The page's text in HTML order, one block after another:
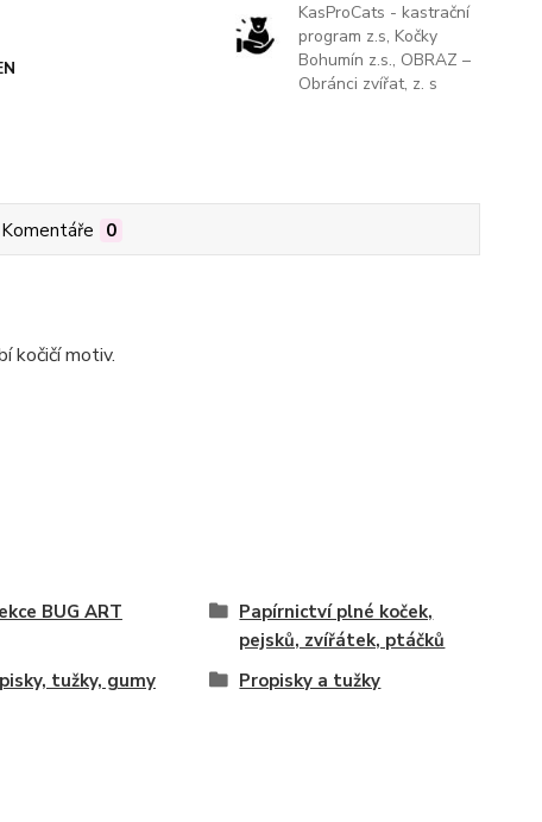
KasProCats - kastrační
program z.s, Kočky
Bohumín z.s., OBRAZ –
Obránci zvířat, z. s
Komentáře 0
kočičí motiv.
BUG ART
Papírnictví plné koček,
pejsků, zvířátek, ptáčků
tužky, gumy Propisky a tužky